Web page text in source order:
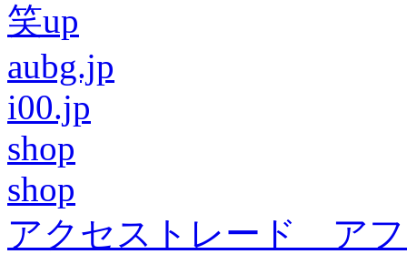
笑up
aubg.jp
i00.jp
shop
shop
アクセストレード ア